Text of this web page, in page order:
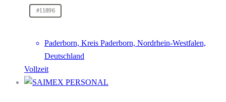
#11896
Paderborn, Kreis Paderborn, Nordrhein-Westfalen,
Deutschland
Vollzeit